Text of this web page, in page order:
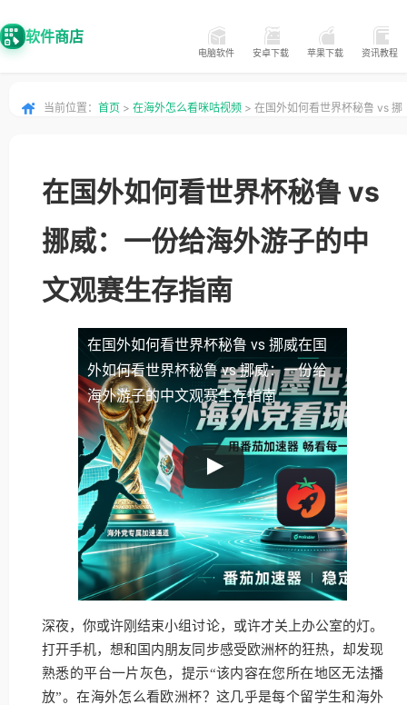
软件商店
电脑软件 安卓下载 苹果下载 资讯教程
当前位置： 首页 > 在海外怎么看咪咕视频 > 在国外如何看世界杯秘鲁 vs 挪
在国外如何看世界杯秘鲁 vs
挪威：一份给海外游子的中
文观赛生存指南
在国外如何看世界杯秘鲁 vs 挪威在国
外如何看世界杯秘鲁 vs 挪威：一份给
海外游子的中文观赛生存指南
深夜，你或许刚结束小组讨论，或许才关上办公室的灯。
打开手机，想和国内朋友同步感受欧洲杯的狂热，却发现
熟悉的平台一片灰色，提示“该内容在您所在地区无法播
放”。在海外怎么看欧洲杯？这几乎是每个留学生和海外